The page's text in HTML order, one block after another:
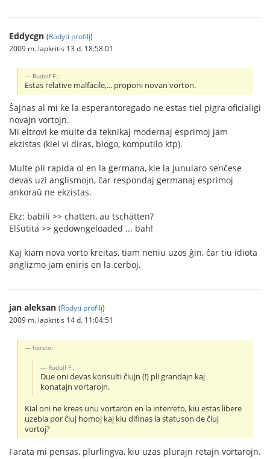
Eddycgn (Rodyti profilį)
2009 m. lapkritis 13 d. 18:58:01
Rudolf F.:
Estas relative malfacile,... proponi novan vorton.
Ŝajnas al mi ke la esperantoregado ne estas tiel pigra oficialigi
novajn vortojn.
Mi eltrovi ke multe da teknikaj modernaj esprimoj jam
ekzistas (kiel vi diras, blogo, komputilo ktp).
Multe pli rapida ol en la germana, kie la junularo senĉese
devas uzi anglismojn, ĉar respondaj germanaj esprimoj
ankoraŭ ne ekzistas.
Ekz: babili >> chatten, au tschätten?
Elŝutita >> gedowngeloaded ... bah!
Kaj kiam nova vorto kreitas, tiam neniu uzos ĝin, ĉar tiu idiota
anglizmo jam eniris en la cerboj.
jan aleksan (Rodyti profilį)
2009 m. lapkritis 14 d. 11:04:51
horsto:
Rudolf F.:
Due oni devas konsulti ĉiujn (!) pli grandajn kaj
konatajn vortarojn.
Kial oni ne kreas unu vortaron en la interreto, kiu estas libere
uzebla por ĉiuj homoj kaj kiu difinas la statuson de ĉiuj
vortoj?
Farata mi pensas, plurlingva, kiu uzas plurajn retajn vortarojn.